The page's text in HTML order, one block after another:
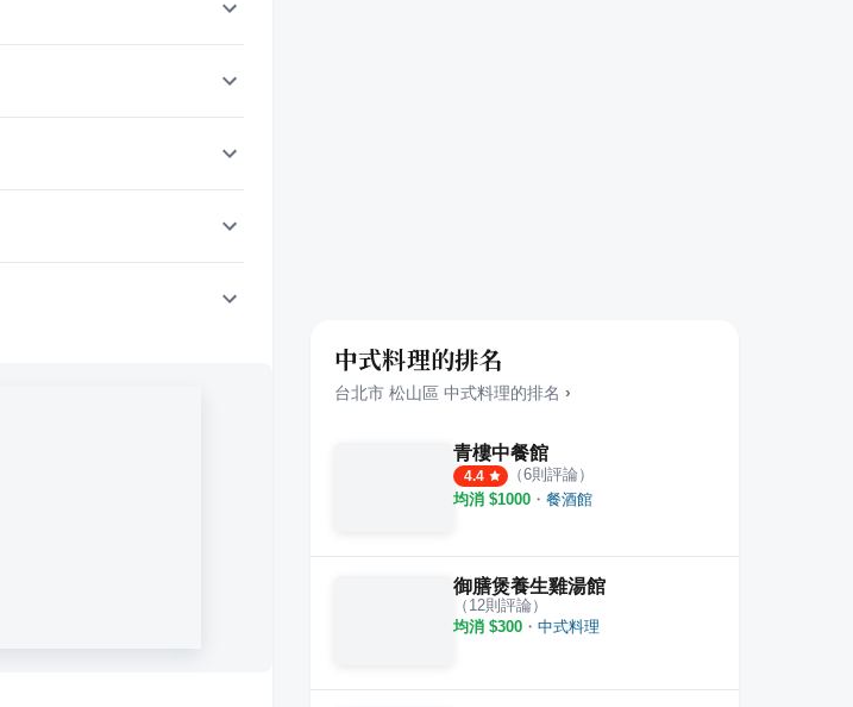
中式料理的排名
台北市 松山區 中式料理的排名 ›
青樓中餐館
4.4 （6則評論）
均消 $1000 ・ 餐酒館
御膳煲養生雞湯館
（ 12則評論）
均消 $300 ・ 中式料理